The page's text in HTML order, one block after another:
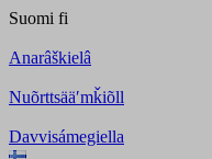
Suomi fi
Anarâškielâ
Nuõrttsääʹmǩiõll
Davvisámegiella